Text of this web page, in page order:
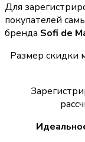
Для
покупателей
бренда Sofi de
Размер скидки